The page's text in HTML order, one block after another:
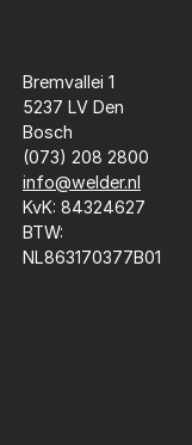
Bremvallei 1
5237 LV Den
Bosch
(073) 208 2800
info@welder.nl
KvK: 84324627
BTW:
NL863170377B01